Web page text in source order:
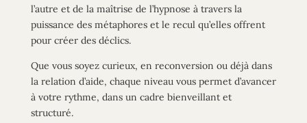
l’autre et de la maîtrise de l’hypnose à travers la
puissance des métaphores et le recul qu’elles offrent
pour créer des déclics.
Que vous soyez curieux, en reconversion ou déjà dans
la relation d’aide, chaque niveau vous permet d’avancer
à votre rythme, dans un cadre bienveillant et
structuré.